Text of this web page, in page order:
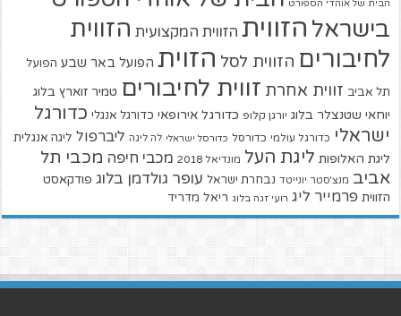
הבית של אוהדי הספורט
בישראל הזווית הזווית המקצועית הזווית
לחיבורים הזווית לסל הזוית הפועל באר שבע הפועל
תל אביב זווית אחרת זווית לחיבורים טמיר זוארץ בלוג
יוחאי שטנצלר בלוג יורגן קלופ כדורגל אירופאי כדורגל אנגלי כדורגל
ישראלי כדורגל עולמי כדורסל כדורסל ישראלי לה ליגה ליברפול ליגה אנגלית
ליגת האלופות ליגת העל מונדיאל 2018 מכבי חיפה מכבי תל
אביב מנצ'סטר יונייטד נבחרת ישראל עופר גולדמן בלוג פודקאסט
הזווית פרמייר ליג רועי זגה בלוג ריאל מדריד